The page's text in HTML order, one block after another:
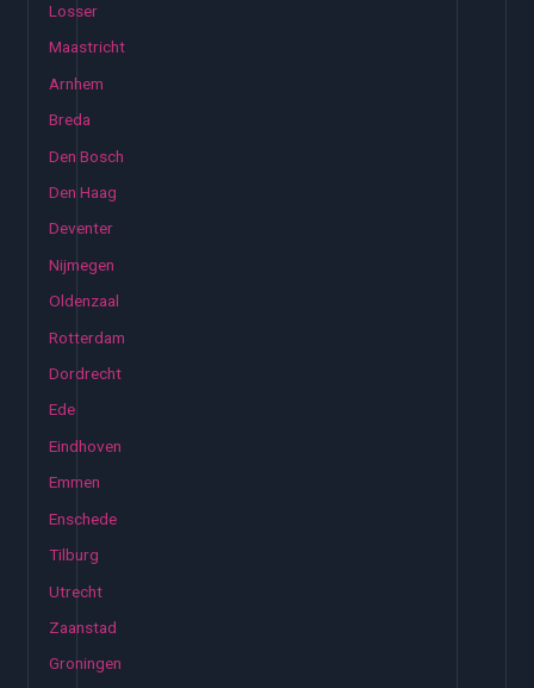
Losser
Maastricht
Arnhem
Breda
Den Bosch
Den Haag
Deventer
Nijmegen
Oldenzaal
Rotterdam
Dordrecht
Ede
Eindhoven
Emmen
Enschede
Tilburg
Utrecht
Zaanstad
Groningen